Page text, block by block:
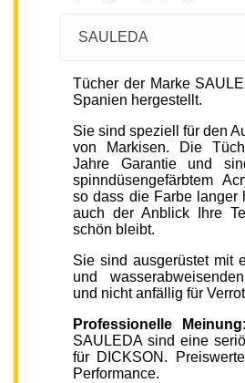
SAULEDA
Tücher der Marke
Spanien hergestellt.
Sie sind speziell für den
von Markisen. Die
Jahre Garantie und
spinndüsengefärbtem
so dass die Farbe langer
auch der Anblick Ihre
schön bleibt.
Sie sind ausgerüstet mit
und
und nicht anfällig für
Professionelle Meinung
SAULEDA sind eine
für DICKSON.
Performance.